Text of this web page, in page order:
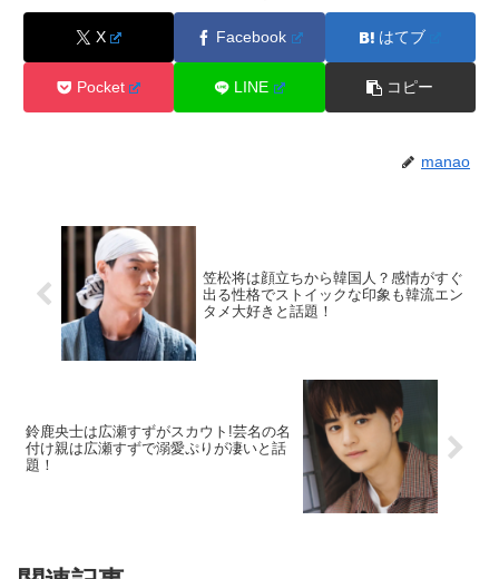
X Facebook はてブ
Pocket LINE コピー
manao
笠松将は顔立ちから韓国人？感情がすぐ
出る性格でストイックな印象も韓流エン
タメ大好きと話題！
鈴鹿央士は広瀬すずがスカウト!芸名の名
付け親は広瀬すずで溺愛ぷりが凄いと話
題！